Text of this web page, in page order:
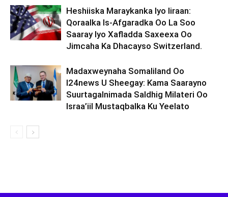
Heshiiska Maraykanka Iyo Iiraan:
Qoraalka Is-Afgaradka Oo La Soo
Saaray Iyo Xafladda Saxeexa Oo
Jimcaha Ka Dhacayso Switzerland.
Madaxweynaha Somaliland Oo
I24news U Sheegay: Kama Saarayno
Suurtagalnimada Saldhig Milateri Oo
Israa’iil Mustaqbalka Ku Yeelato